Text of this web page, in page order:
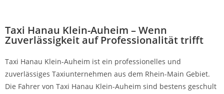
Taxi Hanau Klein-Auheim – Wenn
Zuverlässigkeit auf Professionalität trifft
Taxi Hanau Klein-Auheim ist ein professionelles und
zuverlässiges Taxiunternehmen aus dem Rhein-Main Gebiet.
Die Fahrer von Taxi Hanau Klein-Auheim sind bestens geschult